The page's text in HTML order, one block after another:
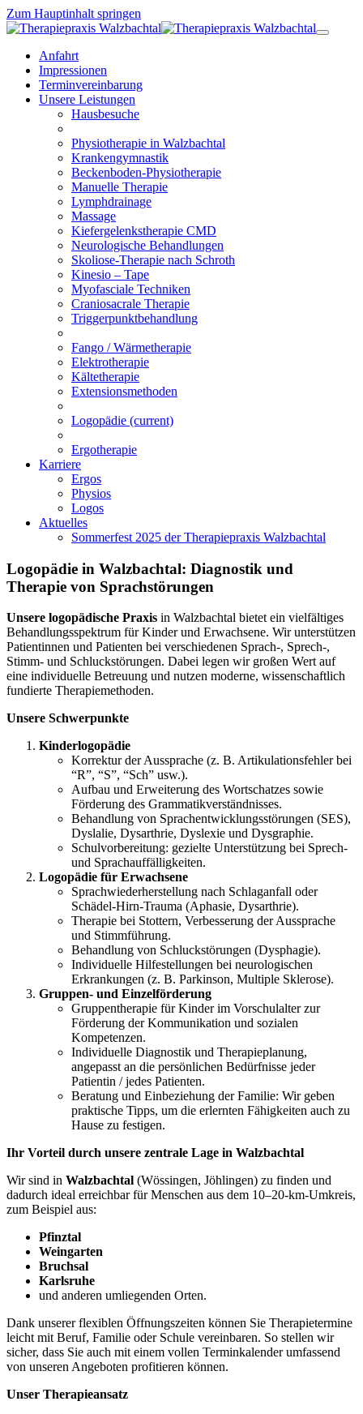
Zum Hauptinhalt springen
Anfahrt
Impressionen
Terminvereinbarung
Unsere Leistungen
Hausbesuche
Physiotherapie in Walzbachtal
Krankengymnastik
Beckenboden-Physiotherapie
Manuelle Therapie
Lymphdrainage
Massage
Kiefergelenkstherapie CMD
Neurologische Behandlungen
Skoliose-Therapie nach Schroth
Kinesio – Tape
Myofasciale Techniken
Craniosacrale Therapie
Triggerpunktbehandlung
Fango / Wärmetherapie
Elektrotherapie
Kältetherapie
Extensionsmethoden
Logopädie (current)
Ergotherapie
Karriere
Ergos
Physios
Logos
Aktuelles
Sommerfest 2025 der Therapiepraxis Walzbachtal
Logopädie in Walzbachtal: Diagnostik und
Therapie von Sprachstörungen
Unsere logopädische Praxis in Walzbachtal bietet ein vielfältiges
Behandlungsspektrum für Kinder und Erwachsene. Wir unterstützen
Patientinnen und Patienten bei verschiedenen Sprach-, Sprech-,
Stimm- und Schluckstörungen. Dabei legen wir großen Wert auf
eine individuelle Betreuung und nutzen moderne, wissenschaftlich
fundierte Therapiemethoden.
Unsere Schwerpunkte
Kinderlogopädie
Korrektur der Aussprache (z. B. Artikulationsfehler bei
“R”, “S”, “Sch” usw.).
Aufbau und Erweiterung des Wortschatzes sowie
Förderung des Grammatikverständnisses.
Behandlung von Sprachentwicklungsstörungen (SES),
Dyslalie, Dysarthrie, Dyslexie und Dysgraphie.
Schulvorbereitung: gezielte Unterstützung bei Sprech-
und Sprachauffälligkeiten.
Logopädie für Erwachsene
Sprachwiederherstellung nach Schlaganfall oder
Schädel-Hirn-Trauma (Aphasie, Dysarthrie).
Therapie bei Stottern, Verbesserung der Aussprache
und Stimmführung.
Behandlung von Schluckstörungen (Dysphagie).
Individuelle Hilfestellungen bei neurologischen
Erkrankungen (z. B. Parkinson, Multiple Sklerose).
Gruppen- und Einzelförderung
Gruppentherapie für Kinder im Vorschulalter zur
Förderung der Kommunikation und sozialen
Kompetenzen.
Individuelle Diagnostik und Therapieplanung,
angepasst an die persönlichen Bedürfnisse jeder
Patientin / jedes Patienten.
Beratung und Einbeziehung der Familie: Wir geben
praktische Tipps, um die erlernten Fähigkeiten auch zu
Hause zu festigen.
Ihr Vorteil durch unsere zentrale Lage in Walzbachtal
Wir sind in Walzbachtal (Wössingen, Jöhlingen) zu finden und
dadurch ideal erreichbar für Menschen aus dem 10–20-km-Umkreis,
zum Beispiel aus:
Pfinztal
Weingarten
Bruchsal
Karlsruhe
und anderen umliegenden Orten.
Dank unserer flexiblen Öffnungszeiten können Sie Therapietermine
leicht mit Beruf, Familie oder Schule vereinbaren. So stellen wir
sicher, dass Sie auch mit einem vollen Terminkalender umfassend
von unseren Angeboten profitieren können.
Unser Therapieansatz